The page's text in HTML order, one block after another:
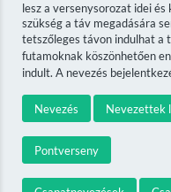
lesz a versenysorozat idei
szükség a táv megadására
tetszőleges távon indulhat a
futamoknak köszönhetően
indult. A nevezés
Nevezés Nevezettek
Pontverseny